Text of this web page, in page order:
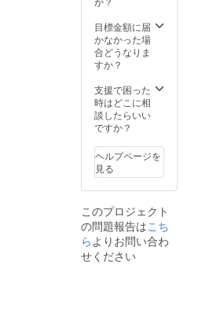
目標金額に届
かなかった場
合どうなりま
すか？
支援で困った
時はどこに相
談したらいい
ですか？
ヘルプページを
見る
このプロジェクト
の問題報告はこち
らよりお問い合わ
せください